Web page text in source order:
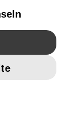
HINWEISE